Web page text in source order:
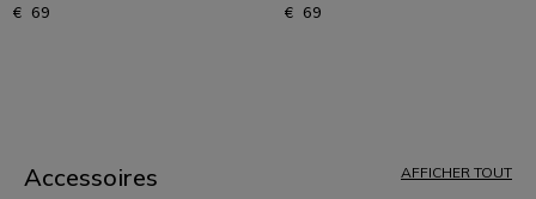
€ 69 € 69
Accessoires AFFICHER TOUT